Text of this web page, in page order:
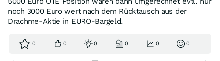
noch 3000 Euro wert nach dem Rücktausch aus der
Drachme-Aktie in EURO-Bargeld.
0 0 0 0 0 0